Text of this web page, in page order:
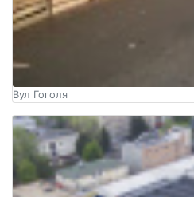
Вул Гоголя